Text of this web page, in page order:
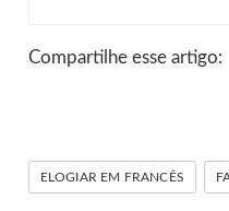
Compartilhe esse artigo:
ELOGIAR EM FRANCÊS